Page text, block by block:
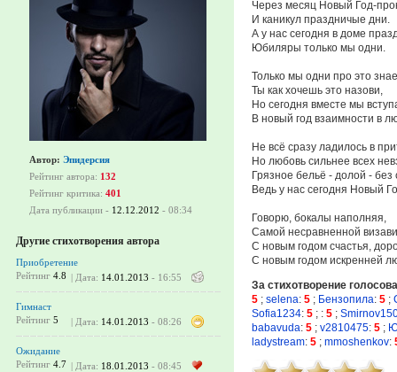
Автор: Эпидерсия
Рейтинг автора: 132
Рейтинг критика: 401
Дата публикации - 12.12.2012 - 08:34
Другие стихотворения автора
Приобретение
Рейтинг 4.8 | Дата: 14.01.2013 - 16:55
Гимнаст
Рейтинг 5 | Дата: 14.01.2013 - 08:26
Ожидание
Рейтинг 4.7 | Дата: 18.01.2013 - 08:45
Через месяц Новый Год-
И каникул праздничые дни.
А у нас сегодня в доме
Юбиляры только мы одни.
Только мы одни про это
Ты как хочешь это назови,
Но сегодня вместе мы
В новый год взаимности в
Не всё сразу ладилось в
Но любовь сильнее всех
Грязное бельё - долой - без
Ведь у нас сегодня Новый
Говорю, бокалы наполняя,
Самой несравненной
С новым годом счастья,
С новым годом искренней
За стихотворение
5 ; selena: 5 ; Бензопила: 5 ;
Sofia1234: 5 ; : 5 ;
babavuda: 5 ; v2810475: 5 ;
ladystream: 5 ; mmoshenkov: